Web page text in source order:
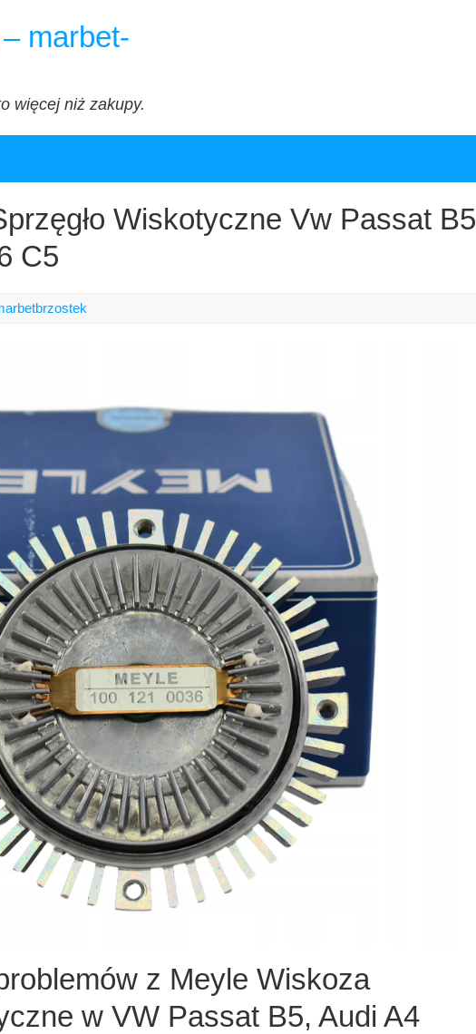
marbet-
więcej niż zakupy.
Wiskotyczne Vw Passat B5
C5
z Meyle Wiskoza
w VW Passat B5, Audi A4